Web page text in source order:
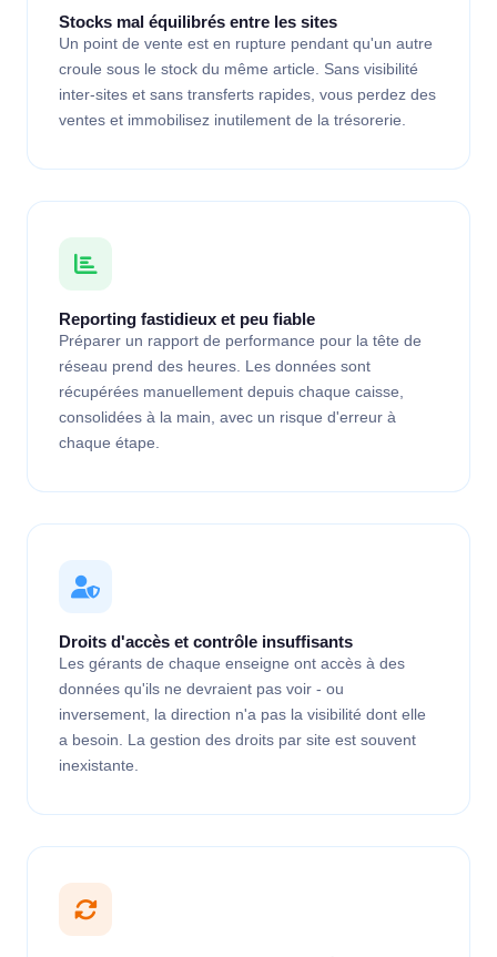
Stocks mal équilibrés entre les sites
Un point de vente est en rupture pendant qu'un autre
croule sous le stock du même article. Sans visibilité
inter-sites et sans transferts rapides, vous perdez des
ventes et immobilisez inutilement de la trésorerie.
Reporting fastidieux et peu fiable
Préparer un rapport de performance pour la tête de
réseau prend des heures. Les données sont
récupérées manuellement depuis chaque caisse,
consolidées à la main, avec un risque d'erreur à
chaque étape.
Droits d'accès et contrôle insuffisants
Les gérants de chaque enseigne ont accès à des
données qu'ils ne devraient pas voir - ou
inversement, la direction n'a pas la visibilité dont elle
a besoin. La gestion des droits par site est souvent
inexistante.